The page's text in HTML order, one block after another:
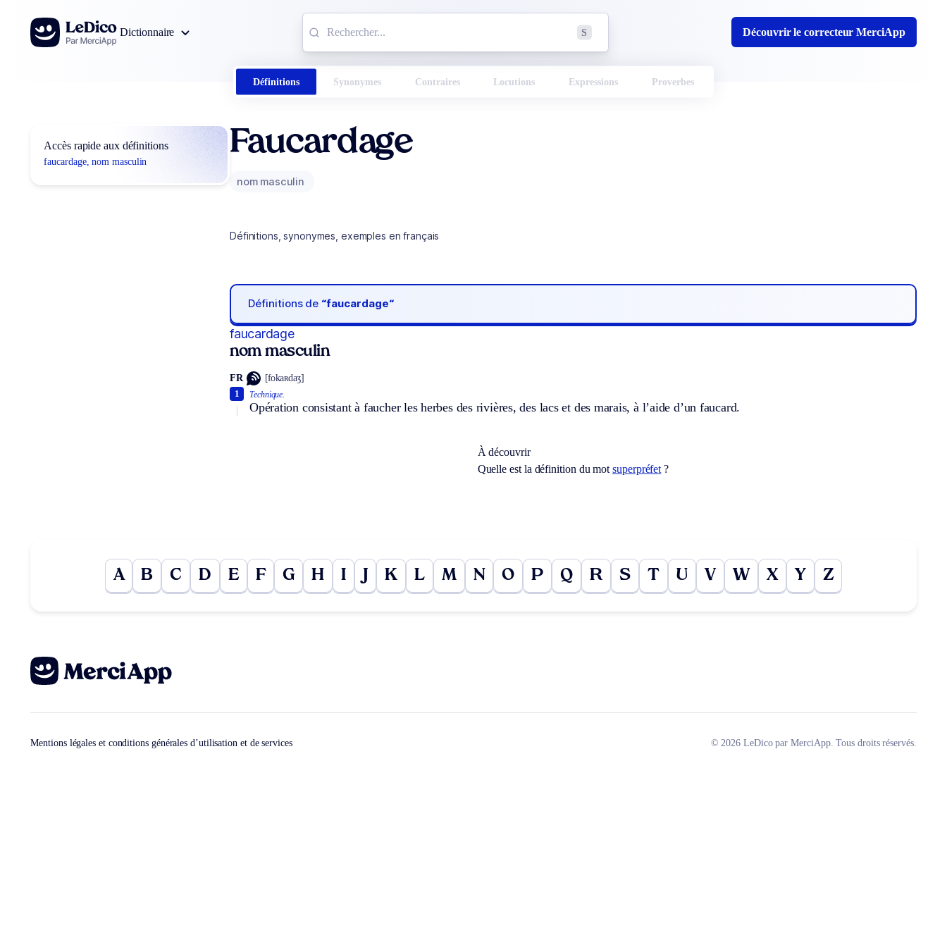
Aller au contenu
Dictionnaire
S Découvrir le correcteur MerciApp
Définitions Synonymes Contraires Locutions Expressions Proverbes
Accès rapide aux définitions
faucardage, nom masculin
Faucardage
nom masculin
Définitions, synonymes, exemples en français
Définitions de “faucardage“
faucardage
nom masculin
FR [fokaʀdaʒ]
Technique.
Opération consistant à faucher les herbes des rivières, des lacs et des marais, à l’aide d’un faucard.
1
À découvrir
Quelle est la définition du motsuperpréfet ?
A B C D E F G H I K L M N O P Q R S T U V W X Y Z
Mentions légales et conditions générales d’utilisation et de services © 2026 LeDico par MerciApp. Tous droits réservés.